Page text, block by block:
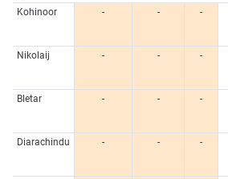
Kohinoor
- - -
Nikolaij
- - -
Bletar
- - -
Diarachindu
- - -